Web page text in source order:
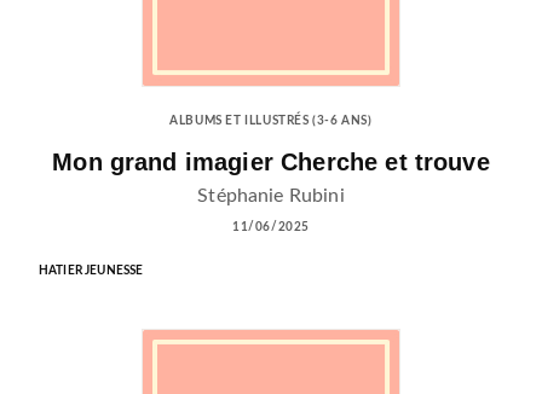
ALBUMS ET ILLUSTRÉS (3-6 ANS)
Mon grand imagier Cherche et trouve
Stéphanie Rubini
11/06/2025
HATIER JEUNESSE